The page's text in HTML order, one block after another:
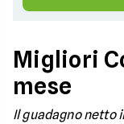
Migliori
mese
Il guadagno netto